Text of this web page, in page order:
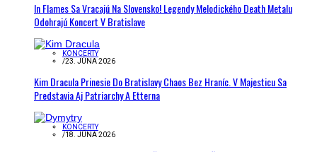
In Flames Sa Vracajú Na Slovensko! Legendy Melodického Death Metalu
Odohrajú Koncert V Bratislave
KONCERTY
/23. JÚNA 2026
Kim Dracula Prinesie Do Bratislavy Chaos Bez Hraníc. V Majesticu Sa
Predstavia Aj Patriarchy A Etterna
KONCERTY
/18. JÚNA 2026